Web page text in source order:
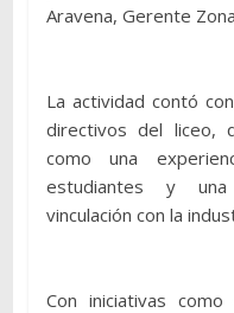
Aravena, Gerente
La actividad contó
directivos del liceo,
como una
estudiantes y
vinculación con la
Con iniciativas